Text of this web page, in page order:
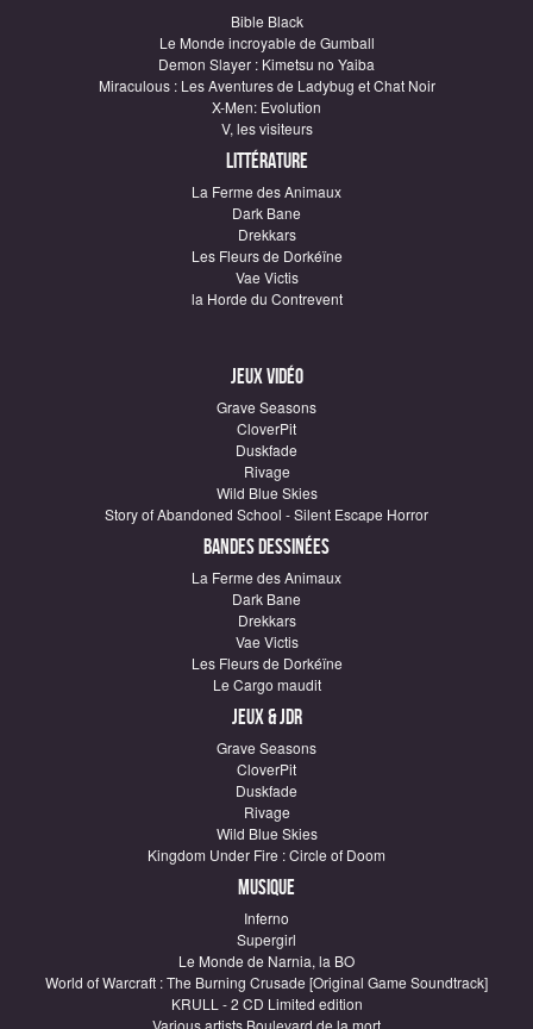
Bible Black
Le Monde incroyable de Gumball
Demon Slayer : Kimetsu no Yaiba
Miraculous : Les Aventures de Ladybug et Chat Noir
X-Men: Evolution
V, les visiteurs
Littérature
La Ferme des Animaux
Dark Bane
Drekkars
Les Fleurs de Dorkéïne
Vae Victis
la Horde du Contrevent
Jeux vidéo
Grave Seasons
CloverPit
Duskfade
Rivage
Wild Blue Skies
Story of Abandoned School - Silent Escape Horror
Bandes dessinées
La Ferme des Animaux
Dark Bane
Drekkars
Vae Victis
Les Fleurs de Dorkéïne
Le Cargo maudit
Jeux & JDR
Grave Seasons
CloverPit
Duskfade
Rivage
Wild Blue Skies
Kingdom Under Fire : Circle of Doom
Musique
Inferno
Supergirl
Le Monde de Narnia, la BO
World of Warcraft : The Burning Crusade [Original Game Soundtrack]
KRULL - 2 CD Limited edition
Various artists Boulevard de la mort